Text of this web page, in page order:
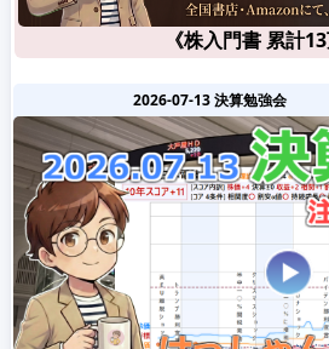
《株入門書 累計
2026-07-13 決算勉強会